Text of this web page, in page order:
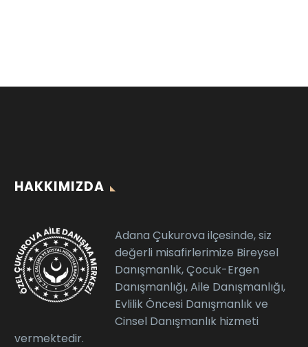
HAKKIMIZDA
Adana Çukurova ilçesinde, siz
değerli misafirlerimize Bireysel
Danışmanlık, Çocuk-Ergen
Danışmanlığı, Aile Danışmanlığı,
Evlilik Öncesi Danışmanlık ve
Cinsel Danışmanlık hizmeti
vermektedir.